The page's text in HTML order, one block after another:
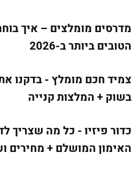
מדרסים מומלצים – איך
הטובים ביותר ב-2026
צמיד חכם מומלץ - בדקנו
בשוק + המלצות קנייה
כדור פיזיו - כל מה שצריך
האימון המושלם + מחירים